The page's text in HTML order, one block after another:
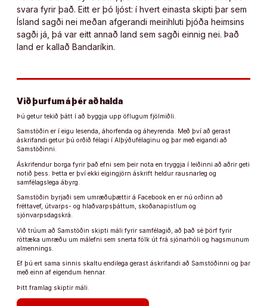
svara fyrir það. Eitt er þó ljóst: í hvert einasta skipti þar sem
Ísland sagði nei meðan afgerandi meirihluti þjóða heimsins
sagði já, þá var eitt annað land sem sagði einnig nei. Það
land er kallað Bandaríkin.
Við þurfum á þér að halda
Þú getur tekið þátt í að byggja upp öflugum fjölmiðli.
Samstöðin er í eigu lesenda, áhorfenda og áheyrenda. Með því að gerast
áskrifandi getur þú orðið félagi í Alþýðufélaginu og þar með eigandi að
Samstöðinni.
Áskrifendur borga fyrir það efni sem þeir nota en tryggja í leiðinni að aðrir geti
notið þess. Þetta er því ekki eigingjörn áskrift heldur rausnarleg og
samfélagslega ábyrg.
Samstöðin byrjaði sem umræðuþættir á Facebook en er nú orðinn að
fréttavef, útvarps- og hlaðvarpsþáttum, skoðanapistlum og
sjónvarpsdagskrá.
Við trúum að Samstöðin skipti máli fyrir samfélagið, að það sé þörf fyrir
róttæka umræðu um málefni sem snerta fólk út frá sjónarhóli og hagsmunum
almennings.
Ef þú ert sama sinnis skaltu endilega gerast áskrifandi að Samstöðinni og þar
með einn af eigendum hennar.
Þitt framlag skiptir máli.